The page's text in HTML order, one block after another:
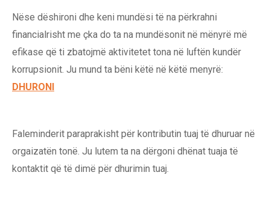
Nëse dëshironi dhe keni mundësi të na përkrahni
financialrisht me çka do ta na mundësonit në mënyrë më
efikase që ti zbatojmë aktivitetet tona në luftën kundër
korrupsionit. Ju mund ta bëni këtë në këtë menyrë:
DHURONI
Faleminderit paraprakisht për kontributin tuaj të dhuruar në
orgaizatën tonë. Ju lutem ta na dërgoni dhënat tuaja të
kontaktit që të dimë për dhurimin tuaj.